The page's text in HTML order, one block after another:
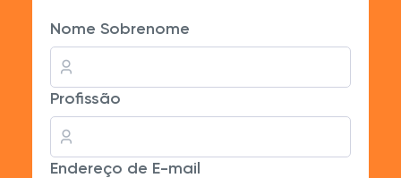
Nome Sobrenome
Profissão
Endereço de E-mail